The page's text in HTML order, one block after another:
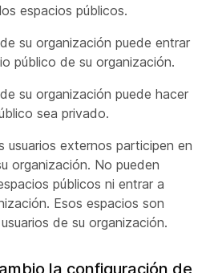
espacios públicos.
su organización puede entrar
público de su organización.
su organización puede hacer
sea privado.
usuarios externos participen en
organización. No pueden
públicos ni entrar a
Esos espacios son
de su organización.
la configuración de